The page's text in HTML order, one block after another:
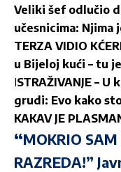
Veliki šef odlučio
učesnicima: Njima
TERZA VIDIO
u Bijeloj kući – tu
ISTRAŽIVANJE –
grudi: Evo kako
KAKAV JE
“MOKRIO SAM
RAZREDA!”